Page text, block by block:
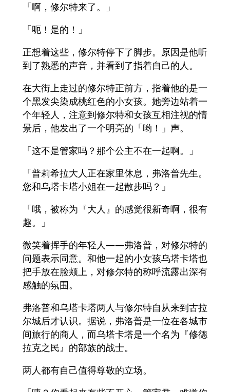
「啊，修尔特来了。」
「呃！是的！」
正想着这些，修尔特停下了脚步。原因是他听
到了熟悉的声音，并看到了指着自己的人。
在大街上走过的修尔特正前方，指着他的是一
个黑发尖染成桃红色的小女孩。她旁边站着一
个年轻人，注意到修尔特和女孩互相注视的情
景后，他发出了一个明亮的「哟！」声。
「这不是管家吗？那个公主不在一起啊。」
「普莉希拉大人正在家里休息，弗洛普先生。
您和乌塔卡塔小姐在一起散步吗？」
「哦，被称为『大人』的感觉很新奇啊，很有
趣。」
微笑着挥手的年轻人——弗洛普，对修尔特的
问题表示同意。和他一起的小女孩乌塔卡塔也
把手放在脸颊上，对修尔特的称呼流露出深有
感触的氛围。
弗洛普和乌塔卡塔两人与修尔特自从来到古拉
尔城后才认识。据说，弗洛普是一位在各城市
间旅行的商人，而乌塔卡塔是一个名为『修德
拉克之民』的部族的战士。
两人都有自己值得尊敬的立场。